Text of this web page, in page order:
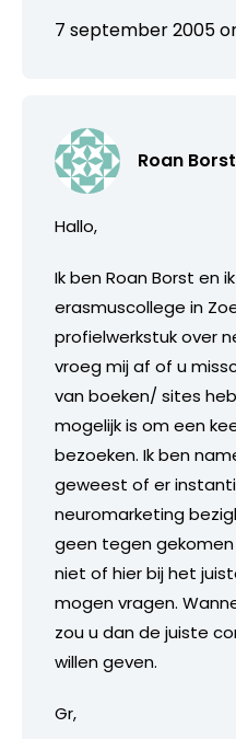
7 september 2005
Roan Borst
Hallo,
Ik ben Roan Borst en
erasmuscollege in
profielwerkstuk over
vroeg mij af of u
van boeken/ sites
mogelijk is om een
bezoeken. Ik ben
geweest of er
neuromarketing
geen tegen
niet of hier bij het
mogen vragen.
zou u dan de juiste
willen geven.
Gr,